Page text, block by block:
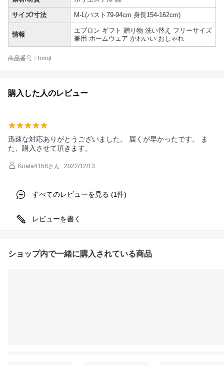
サイズ/寸法 M-L(バスト79-94cm 身長154-162cm)
情報
エプロン ギフト 贈り物 洗い替え フリーサイズ
兼用 ホームウェア かわいい おしゃれ
商品番号：bmqt
購入した人のレビュー
迅速な対応ありがとうございました。 届くが早かったです。 ま
た、購入させて頂きます。
Kirala4158さん 2022/12/13
すべてのレビューを見る (1件)
レビューを書く
ショップ内で一緒に購入されている商品